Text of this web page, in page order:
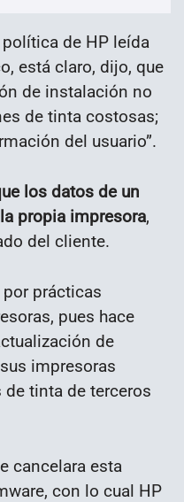
de HP leída
está claro, dijo, que
de instalación no
de tinta costosas;
del usuario”.
los datos de un
propia impresora,
del cliente.
prácticas
pues hace
de
impresoras
tinta de terceros
cancelara esta
con lo cual HP